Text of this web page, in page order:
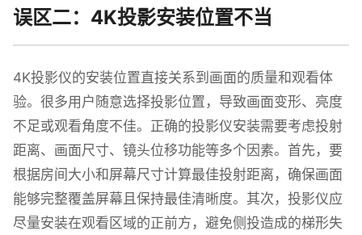
误区二：4K投影安装位置不当
4K投影仪的安装位置直接关系到画面的质量和观看体
验。很多用户随意选择投影位置，导致画面变形、亮度
不足或观看角度不佳。正确的投影仪安装需要考虑投射
距离、画面尺寸、镜头位移功能等多个因素。首先，要
根据房间大小和屏幕尺寸计算最佳投射距离，确保画面
能够完整覆盖屏幕且保持最佳清晰度。其次，投影仪应
尽量安装在观看区域的正前方，避免侧投造成的梯形失